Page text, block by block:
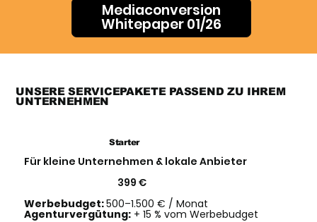
Mediaconversion
Whitepaper 01/26
UNSERE SERVICEPAKETE PASSEND ZU IHREM
UNTERNEHMEN
Starter
Für kleine Unternehmen & lokale Anbieter
399 €
Werbebudget:500–1.500 € / Monat
Agenturvergütung: + 15 % vom Werbebudget